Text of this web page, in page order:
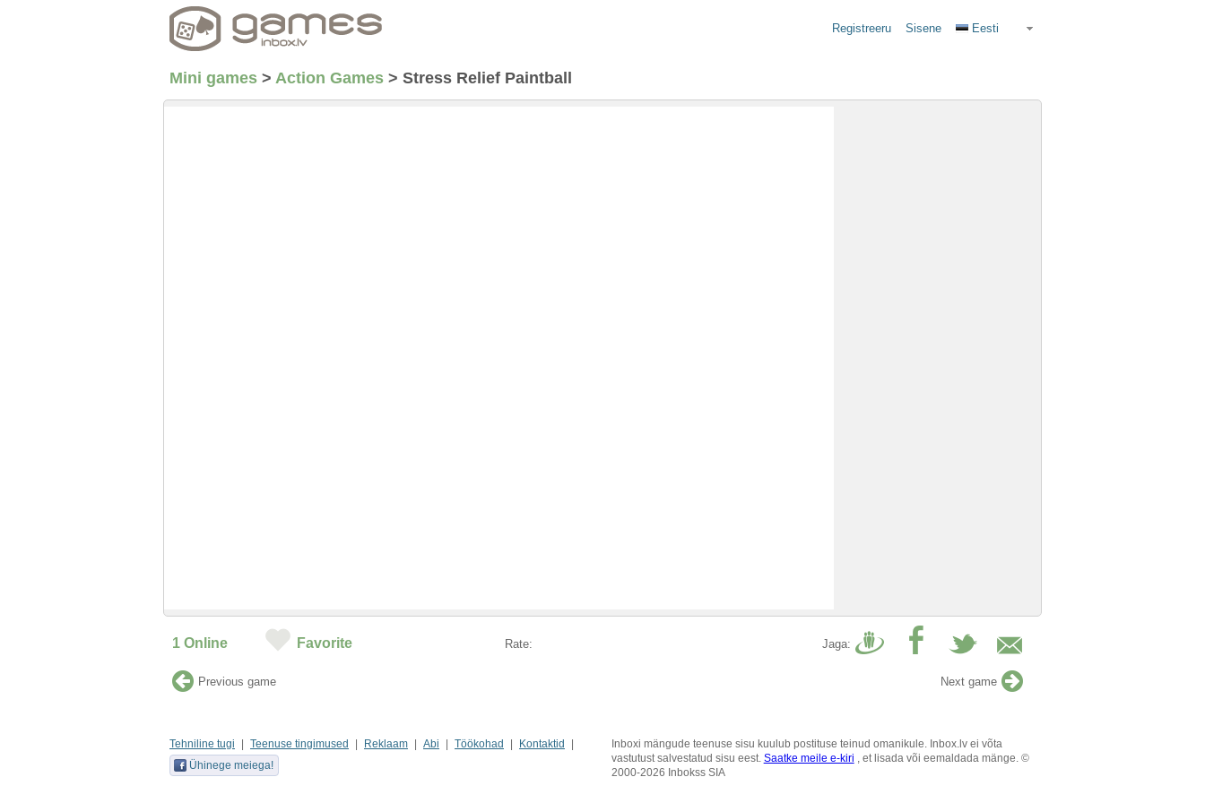
Registreeru Sisene Eesti
Mini games > Action Games > Stress Relief Paintball
1 Online Favorite Rate: Jaga:
Previous game Next game
Tehniline tugi Teenuse tingimused Reklaam Abi Töökohad
Kontaktid
Ühinege meiega!
Inboxi mängude teenuse sisu kuulub postituse teinud omanikule. Inbox.lv ei võta
vastutust salvestatud sisu eest. Saatke meile e-kiri , et lisada või eemaldada mänge. ©
2000-2026 Inbokss SIA